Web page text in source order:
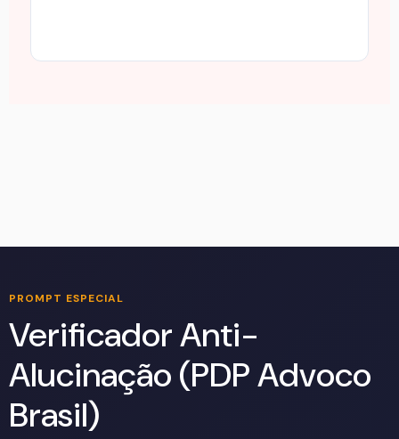
PROMPT ESPECIAL
Verificador Anti-
Alucinação (PDP Advoco
Brasil)